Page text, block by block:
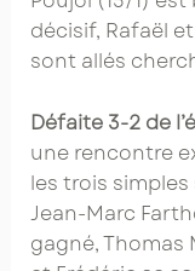
décisif, Rafaël
sont allés
Défaite 3-2 de
une rencontre
les trois
Jean-Marc
gagné, Thomas